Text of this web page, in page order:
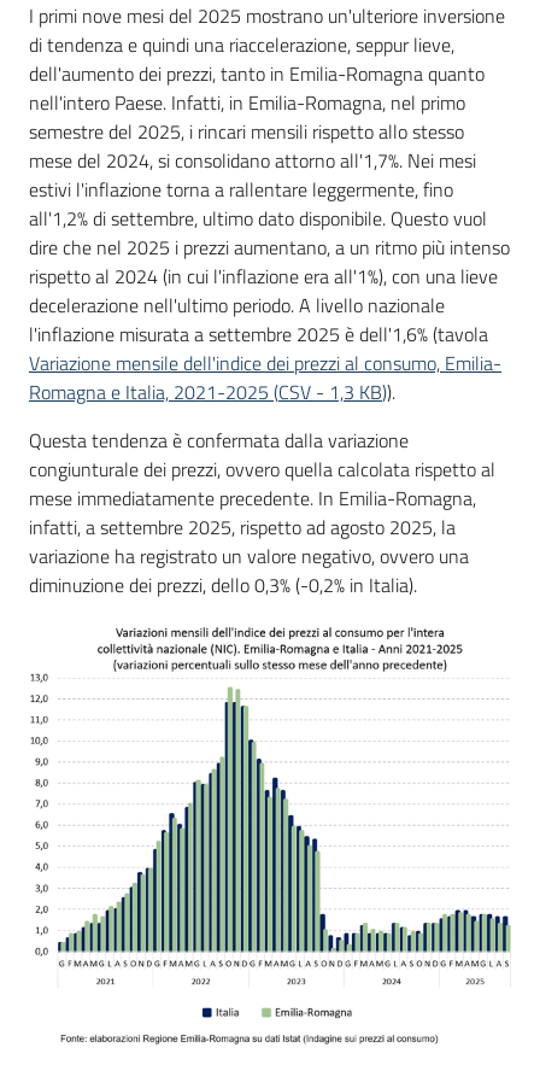
I primi nove mesi del 2025 mostrano un'ulteriore inversione
di tendenza e quindi una riaccelerazione, seppur lieve,
dell'aumento dei prezzi, tanto in Emilia-Romagna quanto
nell'intero Paese. Infatti, in Emilia-Romagna, nel primo
semestre del 2025, i rincari mensili rispetto allo stesso
mese del 2024, si consolidano attorno all'1,7%. Nei mesi
estivi l'inflazione torna a rallentare leggermente, fino
all'1,2% di settembre, ultimo dato disponibile. Questo vuol
dire che nel 2025 i prezzi aumentano, a un ritmo più intenso
rispetto al 2024 (in cui l'inflazione era all'1%), con una lieve
decelerazione nell'ultimo periodo. A livello nazionale
l'inflazione misurata a settembre 2025 è dell'1,6% (tavola
Variazione mensile dell'indice dei prezzi al consumo, Emilia-
Romagna e Italia, 2021-2025 (CSV - 1,3 KB)).
Questa tendenza è confermata dalla variazione
congiunturale dei prezzi, ovvero quella calcolata rispetto al
mese immediatamente precedente. In Emilia-Romagna,
infatti, a settembre 2025, rispetto ad agosto 2025, la
variazione ha registrato un valore negativo, ovvero una
diminuzione dei prezzi, dello 0,3% (-0,2% in Italia).